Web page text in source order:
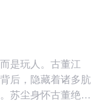
是玩人。古董江
后，隐藏着诸多肮
苏尘身怀古董绝